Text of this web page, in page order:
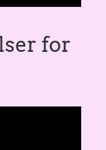
for